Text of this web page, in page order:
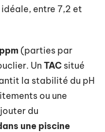
entre 7,2 et
ppm (parties par
Un TAC situé
la stabilité du pH
ou une
du
une piscine